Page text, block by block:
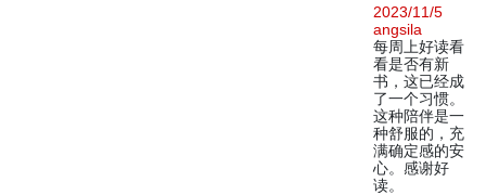
2023/11/5
angsila
每周上好读看
看是否有新
书，这已经成
了一个习惯。
这种陪伴是一
种舒服的，充
满确定感的安
心。感谢好
读。